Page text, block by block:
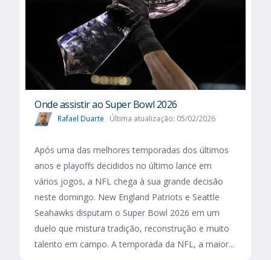
Onde assistir ao Super Bowl 2026
Rafael Duarte Última atualização: 05/02/2026
Após uma das melhores temporadas dos últimos
anos e playoffs decididos no último lance em
vários jogos, a NFL chega à sua grande decisão
neste domingo. New England Patriots e Seattle
Seahawks disputam o Super Bowl 2026 em um
duelo que mistura tradição, reconstrução e muito
talento em campo. A temporada da NFL, a maior...